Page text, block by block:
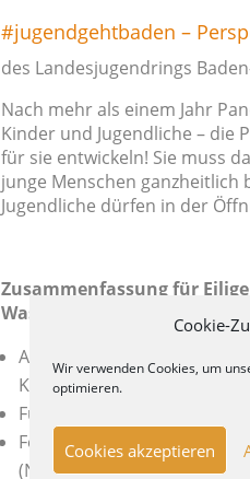
Cookie-
Wir verwenden Cookies, um
optimieren.
Cookies akzeptieren
#jugend­geht­baden –
des Landesjugendrings
Nach mehr als einem Jahr
Kinder und Jugendliche – die
für sie entwickeln! Sie muss
junge Menschen ganzheitlich
Jugendliche dürfen in der
Zusammenfassung für Eilige
Was wir fordern:
Alltags- wie
Kinder und Jugendliche
Für die Sommerferien
Ferien sind Erholungszeit
(Nachhilfe-)Unterricht